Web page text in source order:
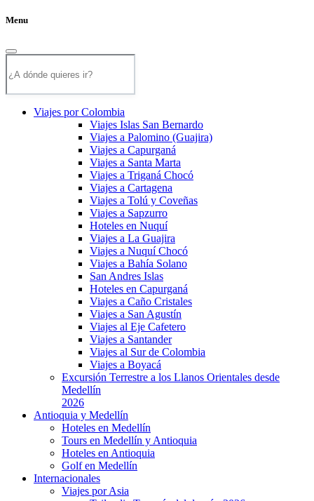
Menu
Viajes por Colombia
Viajes Islas San Bernardo
Viajes a Palomino (Guajira)
Viajes a Capurganá
Viajes a Santa Marta
Viajes a Triganá Chocó
Viajes a Cartagena
Viajes a Tolú y Coveñas
Viajes a Sapzurro
Hoteles en Nuquí
Viajes a La Guajira
Viajes a Nuquí Chocó
Viajes a Bahía Solano
San Andres Islas
Hoteles en Capurganá
Viajes a Caño Cristales
Viajes a San Agustín
Viajes al Eje Cafetero
Viajes a Santander
Viajes al Sur de Colombia
Viajes a Boyacá
Excursión Terrestre a los Llanos Orientales desde
Medellín
2026
Antioquia y Medellín
Hoteles en Medellín
Tours en Medellín y Antioquia
Hoteles en Antioquia
Golf en Medellín
Internacionales
Viajes por Asia